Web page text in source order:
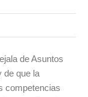
de Asuntos
de que la
competencias